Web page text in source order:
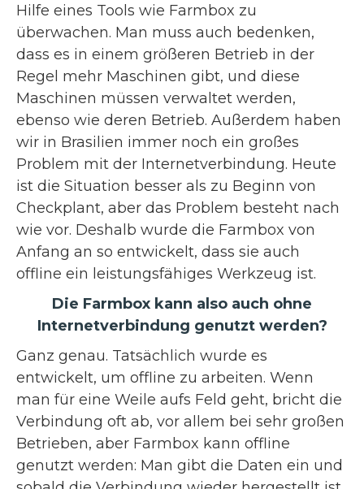
Hilfe eines Tools wie Farmbox zu
überwachen. Man muss auch bedenken,
dass es in einem größeren Betrieb in der
Regel mehr Maschinen gibt, und diese
Maschinen müssen verwaltet werden,
ebenso wie deren Betrieb. Außerdem haben
wir in Brasilien immer noch ein großes
Problem mit der Internetverbindung. Heute
ist die Situation besser als zu Beginn von
Checkplant, aber das Problem besteht nach
wie vor. Deshalb wurde die Farmbox von
Anfang an so entwickelt, dass sie auch
offline ein leistungsfähiges Werkzeug ist.
Die Farmbox kann also auch ohne
Internetverbindung genutzt werden?
Ganz genau. Tatsächlich wurde es
entwickelt, um offline zu arbeiten. Wenn
man für eine Weile aufs Feld geht, bricht die
Verbindung oft ab, vor allem bei sehr großen
Betrieben, aber Farmbox kann offline
genutzt werden: Man gibt die Daten ein und